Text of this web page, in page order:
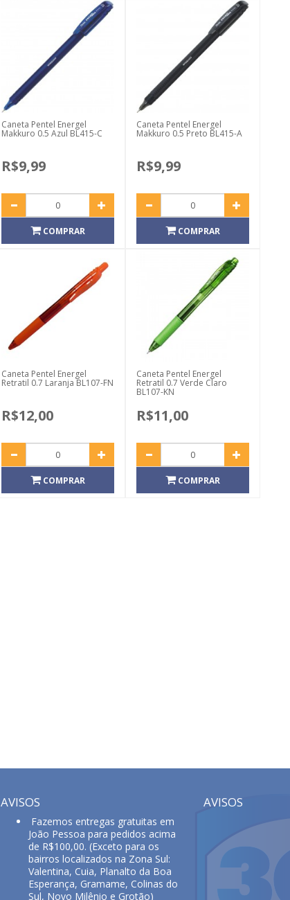
Caneta Pentel Energel
Makkuro 0.5 Azul BL415-C
R$9,99
COMPRAR
Caneta Pentel Energel
Makkuro 0.5 Preto BL415-A
R$9,99
COMPRAR
Caneta Pentel Energel
Retratil 0.7 Laranja BL107-FN
R$12,00
COMPRAR
Caneta Pentel Energel
Retratil 0.7 Verde Claro
BL107-KN
R$11,00
COMPRAR
AVISOS
Fazemos entregas gratuitas em
João Pessoa para pedidos acima
de R$100,00. (Exceto para os
bairros localizados na Zona Sul:
Valentina, Cuia, Planalto da Boa
Esperança, Gramame, Colinas do
Sul, Novo Milênio e Grotão)
AVISOS